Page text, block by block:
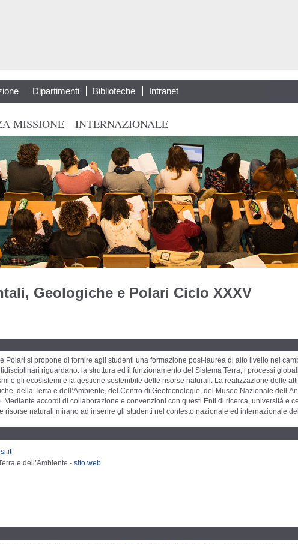
Dipartimenti Biblioteche Intranet
MISSIONE INTERNAZIONALE
Geologiche e Polari Ciclo XXXV
Polari si propone di fornire agli studenti una formazione post-laurea di alto livello nel
riguardano: la struttura ed il funzionamento del Sistema Terra, i processi
e gli ecosistemi e la gestione sostenibile delle risorse naturali. La realizzazione delle
della Terra e dell’Ambiente, del Centro di Geotecnologie, del Museo Nazionale
Mediante accordi di collaborazione e convenzioni con questi Enti di ricerca, università e
naturali mirano ad inserire gli studenti nel contesto nazionale ed internazionale
e dell’Ambiente - sito web